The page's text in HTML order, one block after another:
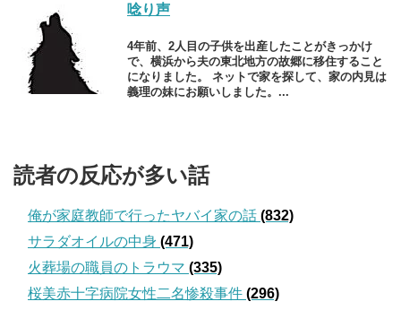
唸り声
4年前、2人目の子供を出産したことがきっかけ
で、横浜から夫の東北地方の故郷に移住すること
になりました。 ネットで家を探して、家の内見は
義理の妹にお願いしました。...
読者の反応が多い話
俺が家庭教師で行ったヤバイ家の話 (832)
サラダオイルの中身 (471)
火葬場の職員のトラウマ (335)
桜美赤十字病院女性二名惨殺事件 (296)